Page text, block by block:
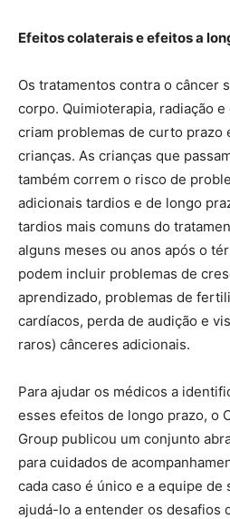
Efeitos colaterais e efeitos a
Os tratamentos contra o câncer
corpo. Quimioterapia, radiação
criam problemas de curto prazo
crianças. As crianças que
também correm o risco de
adicionais tardios e de longo
tardios mais comuns do
alguns meses ou anos após o
podem incluir problemas de
aprendizado, problemas de
cardíacos, perda de audição e
raros) cânceres adicionais.
Para ajudar os médicos a
esses efeitos de longo prazo, o
Group publicou um conjunto
para cuidados de
cada caso é único e a equipe
ajudá-lo a entender os desafios